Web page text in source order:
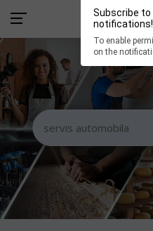
Subscribe to
notifications!
To enable
on the